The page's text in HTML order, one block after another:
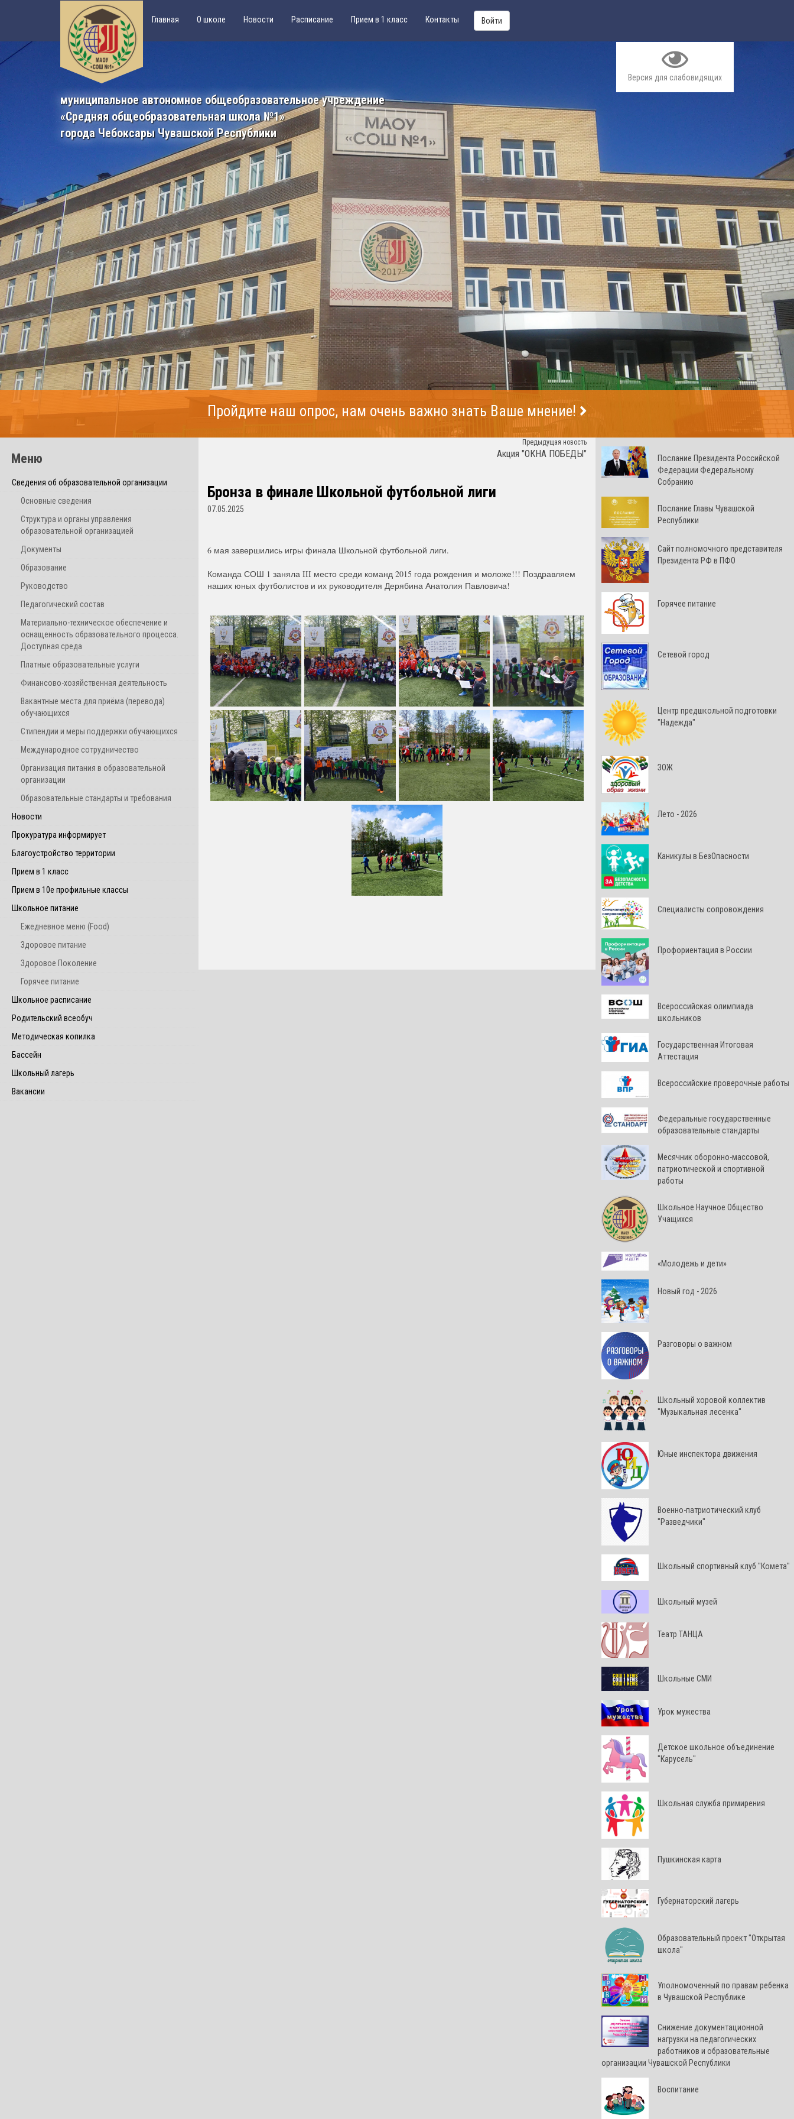
Главная О школе Новости Расписание Прием в 1 класс Контакты Войти
Версия для слабовидящих
муниципальное автономное общеобразовательное учреждение
«Средняя общеобразовательная школа №1»
города Чебоксары Чувашской Республики
Пройдите наш опрос, нам очень важно знать Ваше мнение!
Меню
Сведения об образовательной организации
Основные сведения
Структура и органы управления
образовательной организацией
Документы
Образование
Руководство
Педагогический состав
Материально-техническое обеспечение и
оснащенность образовательного процесса.
Доступная среда
Платные образовательные услуги
Финансово-хозяйственная деятельность
Вакантные места для приёма (перевода)
обучающихся
Стипендии и меры поддержки обучающихся
Международное сотрудничество
Организация питания в образовательной
организации
Образовательные стандарты и требования
Новости
Прокуратура информирует
Благоустройство территории
Прием в 1 класс
Прием в 10е профильные классы
Школьное питание
Ежедневное меню (Food)
Здоровое питание
Здоровое Поколение
Горячее питание
Школьное расписание
Родительский всеобуч
Методическая копилка
Бассейн
Школьный лагерь
Вакансии
Предыдущая новость
Акция "ОКНА ПОБЕДЫ"
Бронза в финале Школьной футбольной лиги
07.05.2025
6 мая завершились игры финала Школьной футбольной лиги.
Команда СОШ 1 заняла III место среди команд 2015 года рождения и моложе!!! Поздравляем
наших юных футболистов и их руководителя Дерябина Анатолия Павловича!
Послание Президента Российской
Федерации Федеральному
Собранию
Послание Главы Чувашской
Республики
Cайт полномочного представителя
Президента РФ в ПФО
Горячее питание
Сетевой город
Центр предшкольной подготовки
"Надежда"
ЗОЖ
Лето - 2026
Каникулы в БезОпасности
Специалисты сопровождения
Профориентация в России
Всероссийская олимпиада
школьников
Государственная Итоговая
Аттестация
Всероссийские проверочные работы
Федеральные государственные
образовательные стандарты
Месячник оборонно-массовой,
патриотической и спортивной
работы
Школьное Научное Общество
Учащихся
«Молодежь и дети»
Новый год - 2026
Разговоры о важном
Школьный хоровой коллектив
"Музыкальная лесенка"
Юные инспектора движения
Военно-патриотический клуб
"Разведчики"
Школьный спортивный клуб "Комета"
Школьный музей
Театр ТАНЦА
Школьные СМИ
Урок мужества
Детское школьное объединение
"Карусель"
Школьная служба примирения
Пушкинская карта
Губернаторский лагерь
Образовательный проект "Открытая
школа"
Уполномоченный по правам ребенка
в Чувашской Республике
Снижение документационной
нагрузки на педагогических
работников и образовательные
организации Чувашской Республики
Воспитание